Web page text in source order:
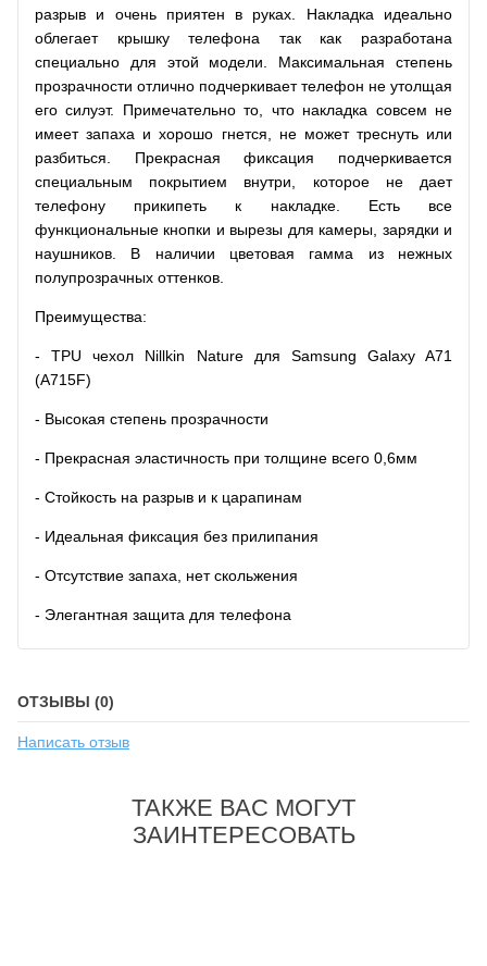
разрыв и очень приятен в руках. Накладка идеально
облегает крышку телефона так как разработана
специально для этой модели. Максимальная степень
прозрачности отлично подчеркивает телефон не утолщая
его силуэт. Примечательно то, что накладка совсем не
имеет запаха и хорошо гнется, не может треснуть или
разбиться. Прекрасная фиксация подчеркивается
специальным покрытием внутри, которое не дает
телефону прикипеть к накладке. Есть все
функциональные кнопки и вырезы для камеры, зарядки и
наушников. В наличии цветовая гамма из нежных
полупрозрачных оттенков.
Преимущества:
- TPU чехол Nillkin Nature для Samsung Galaxy A71
(A715F)
- Высокая степень прозрачности
- Прекрасная эластичность при толщине всего 0,6мм
- Стойкость на разрыв и к царапинам
- Идеальная фиксация без прилипания
- Отсутствие запаха, нет скольжения
- Элегантная защита для телефона
ОТЗЫВЫ (0)
Написать отзыв
ТАКЖЕ ВАС МОГУТ
ЗАИНТЕРЕСОВАТЬ